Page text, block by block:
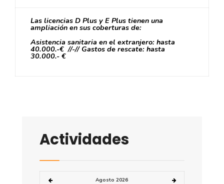
Las licencias D Plus y E Plus tienen una
ampliación en sus coberturas de:
Asistencia sanitaria en el extranjero: hasta
40.000.-€ //-// Gastos de rescate: hasta
30.000.- €
Actividades
Agosto 2026